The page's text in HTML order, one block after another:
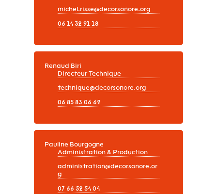
michel.risse@decorsonore.org
06 14 32 91 18
Renaud Biri
Directeur Technique
technique@decorsonore.org
06 85 83 06 62
Pauline Bourgogne
Administration & Production
administration@decorsonore.or
g
07 66 52 54 04